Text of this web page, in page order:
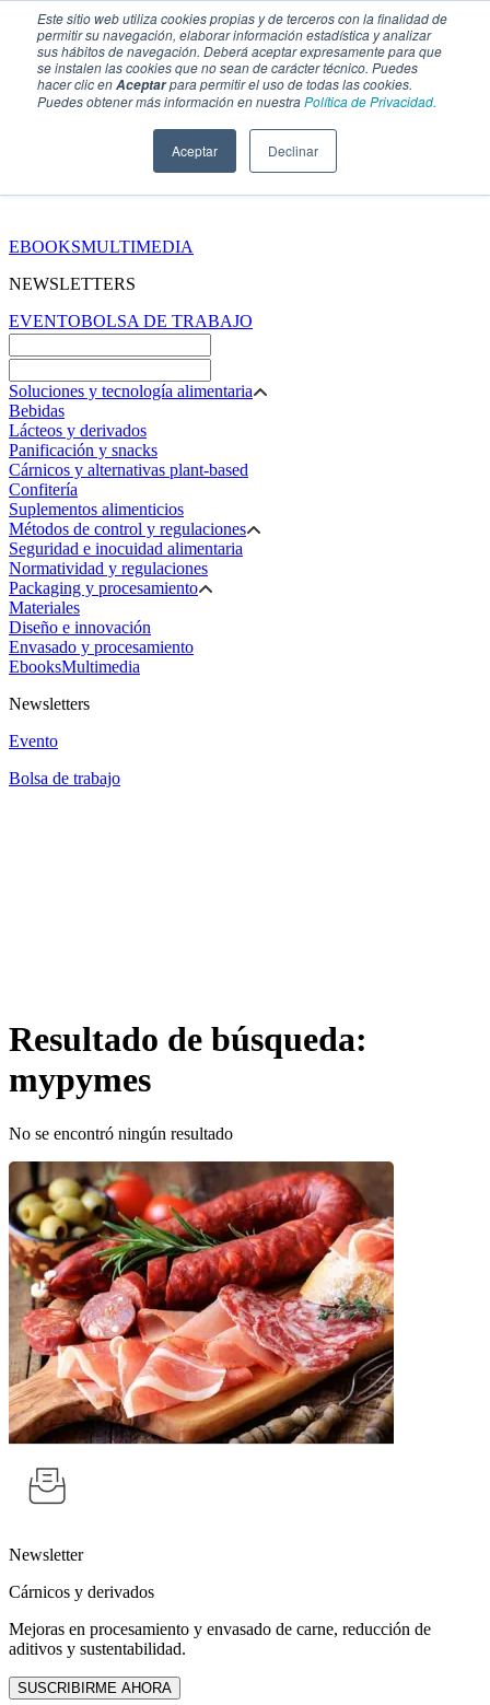
Este sitio web utiliza cookies propias y de terceros con la finalidad de
permitir su navegación, elaborar información estadística y analizar
sus hábitos de navegación. Deberá aceptar expresamente para que
se instalen las cookies que no sean de carácter técnico. Puedes
hacer clic enAceptarpara permitir el uso de todas las cookies.
Puedes obtener más información en nuestraPolítica de Privacidad.
Aceptar Declinar
EBOOKSMULTIMEDIA
NEWSLETTERS
EVENTOBOLSA DE TRABAJO
Soluciones y tecnología alimentaria
Bebidas
Lácteos y derivados
Panificación y snacks
Cárnicos y alternativas plant-based
Confitería
Suplementos alimenticios
Métodos de control y regulaciones
Seguridad e inocuidad alimentaria
Normatividad y regulaciones
Packaging y procesamiento
Materiales
Diseño e innovación
Envasado y procesamiento
EbooksMultimedia
Newsletters
Evento
Bolsa de trabajo
Resultado de búsqueda:
mypymes
No se encontró ningún resultado
Newsletter
Cárnicos y derivados
Mejoras en procesamiento y envasado de carne, reducción de
aditivos y sustentabilidad.
SUSCRIBIRME AHORA